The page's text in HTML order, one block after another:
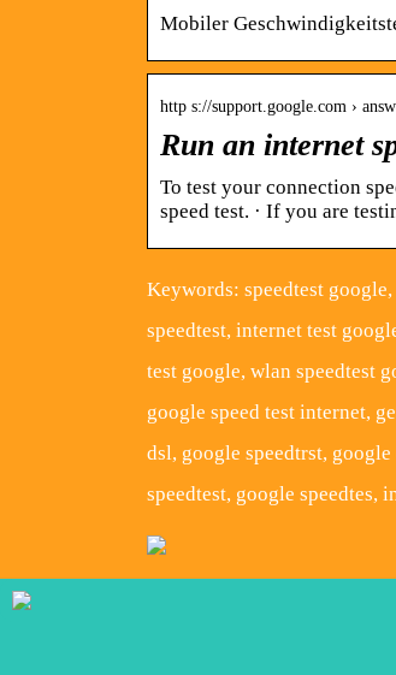
Mobiler
http s://support.google.com ›
Run an internet
To test your connection
speed test. · If you are
Keywords: speedtest
speedtest, internet test
test google, wlan speedtest
google speed test internet,
dsl, google speedtrst,
speedtest, google speedtes,